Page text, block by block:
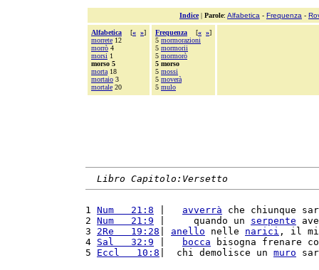
Indice| Parole: Alfabetica - Frequenza -
Alfabetica [« »]
morrete 12
morrò 4
morsi 1
morso 5
morta 18
mortaio 3
mortale 20
Frequenza [« »]
5 mormorazioni
5 mormorii
5 mormorò
5 morso
5 mossi
5 moverà
5 mulo
Libro Capitolo:Versetto
1 Num   21:8 avverrà che chiunque
2 Num   21:9 |     quando un serpente
3 2Re   19:28 anello nelle narici , il
4 Sal   32:9 bocca bisogna frenare
5 Eccl   10:8 |  chi demolisce un muro